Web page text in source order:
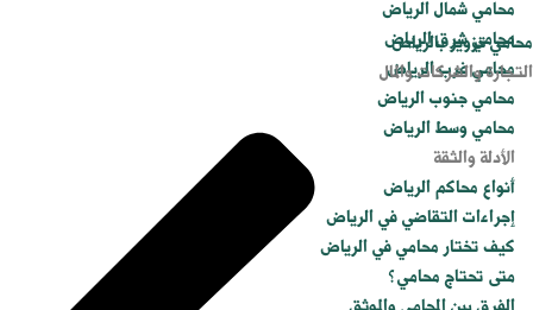
محامي تزوير بالرياض
التجارة والشركات والمال
محامي شمال الرياض
محامي شرق الرياض
محامي غرب الرياض
محامي جنوب الرياض
محامي وسط الرياض
الأدلة والثقة
أنواع محاكم الرياض
إجراءات التقاضي في الرياض
كيف تختار محامي في الرياض
متى تحتاج محامي؟